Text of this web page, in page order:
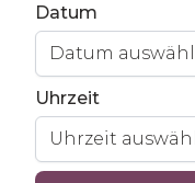
Datum
Datum
Uhrzeit
Uhrzeit